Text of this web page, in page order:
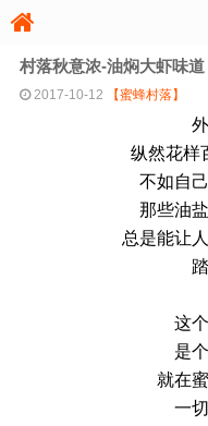
村落秋意浓-油焖大虾味道
2017-10-12 【蜜蜂村落】
纵然花样
不如自
那些油
总是能让
这
是
就在
一